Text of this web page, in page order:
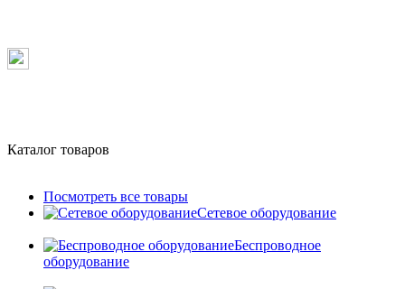
Каталог товаров
Посмотреть все товары
Сетевое оборудование
Беспроводное
оборудование